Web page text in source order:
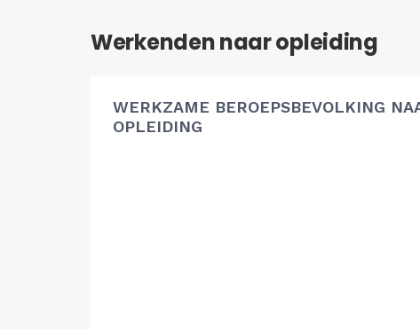
Werkenden naar opleiding
WERKZAME BEROEPSBEVOLKING
OPLEIDING